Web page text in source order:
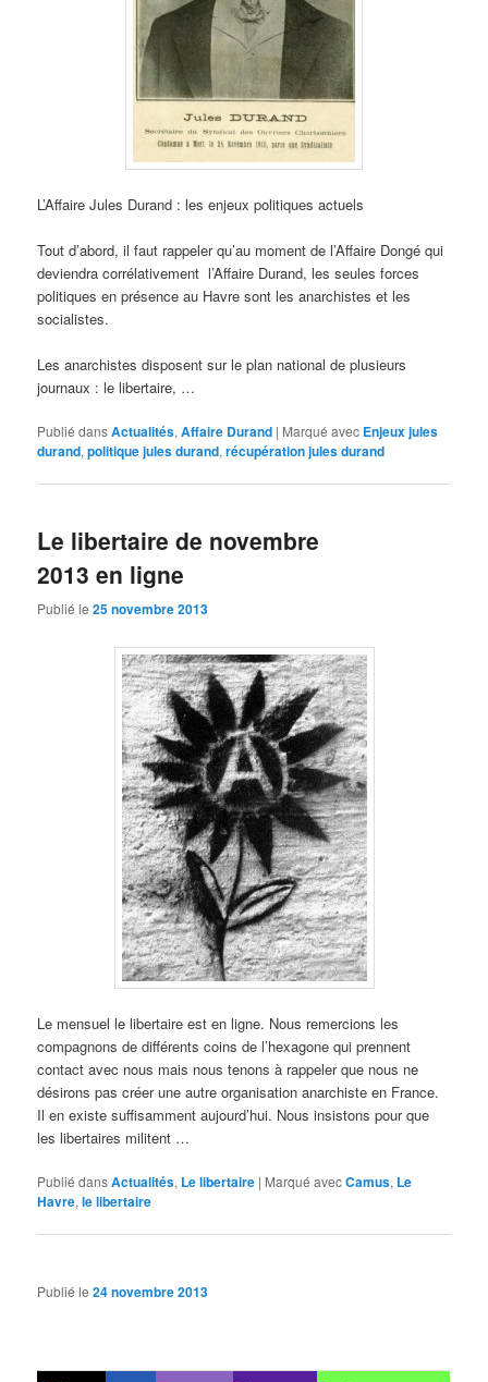
L’Affaire Jules Durand : les enjeux politiques actuels
Tout d’abord, il faut rappeler qu’au moment de l’Affaire Dongé qui
deviendra corrélativement l’Affaire Durand, les seules forces
politiques en présence au Havre sont les anarchistes et les
socialistes.
Les anarchistes disposent sur le plan national de plusieurs
journaux : le libertaire, …
Publié dansActualités,Affaire Durand | Marqué avec Enjeux jules
durand,politique jules durand,récupération jules durand
Le libertaire de novembre
2013 en ligne
Publié le25 novembre 2013
Le mensuel le libertaire est en ligne. Nous remercions les
compagnons de différents coins de l’hexagone qui prennent
contact avec nous mais nous tenons à rappeler que nous ne
désirons pas créer une autre organisation anarchiste en France.
Il en existe suffisamment aujourd’hui. Nous insistons pour que
les libertaires militent …
Publié dansActualités, Le libertaire | Marqué avecCamus, Le
Havre,le libertaire
Publié le24 novembre 2013